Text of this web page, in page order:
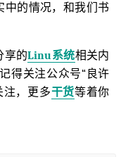
中的情况，和我们书
享的Linu系统相关内
得关注公众号“良许
注，更多干货等着你